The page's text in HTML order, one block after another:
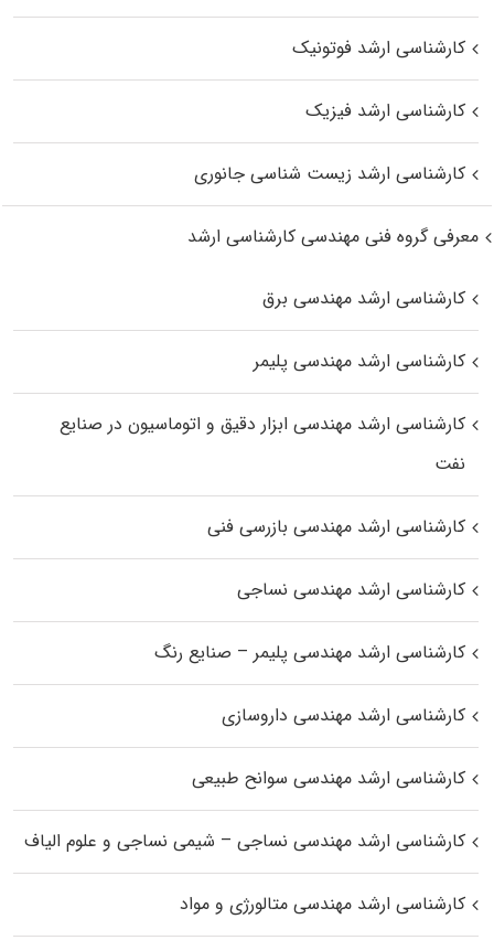
کارشناسی ارشد فوتونیک
کارشناسی ارشد فیزیک
کارشناسی ارشد زیست‌ شناسی جانوری
معرفی گروه فنی مهندسی کارشناسی ارشد
کارشناسی ارشد مهندسی برق
کارشناسی ارشد مهندسی پلیمر
کارشناسی ارشد مهندسی ابزار دقیق و اتوماسیون در صنایع
نفت
کارشناسی ارشد مهندسی بازرسی فنی
کارشناسی ارشد مهندسی نساجی
کارشناسی ارشد مهندسی پلیمر – صنایع رنگ
کارشناسی ارشد مهندسی داروسازی
کارشناسی ارشد مهندسی سوانح طبیعی
کارشناسی ارشد مهندسی نساجی – شیمی نساجی و علوم الیاف
کارشناسی ارشد مهندسی متالورژی و مواد